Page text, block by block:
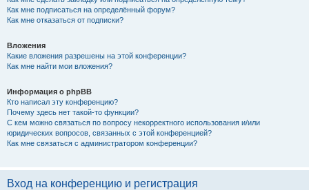
Как мне подписаться на определённый форум?
Как мне отказаться от подписки?
Вложения
Какие вложения разрешены на этой конференции?
Как мне найти мои вложения?
Информация о phpBB
Кто написал эту конференцию?
Почему здесь нет такой-то функции?
С кем можно связаться по вопросу некорректного использования и/или
юридических вопросов, связанных с этой конференцией?
Как мне связаться с администратором конференции?
Вход на конференцию и регистрация